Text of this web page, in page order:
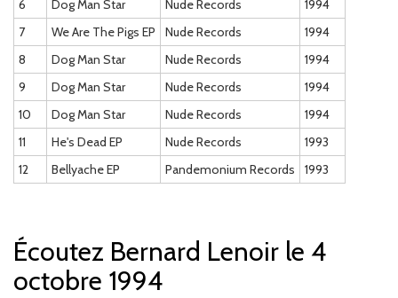
6
Dog Man Star Nude Records
1994
7
We Are The Pigs EP Nude Records
1994
8
Dog Man Star Nude Records
1994
9
Dog Man Star Nude Records
1994
10
Dog Man Star Nude Records
1994
11
He's Dead EP Nude Records
1993
12
Bellyache EP Pandemonium Records 1993
Écoutez Bernard Lenoir le 4
octobre 1994